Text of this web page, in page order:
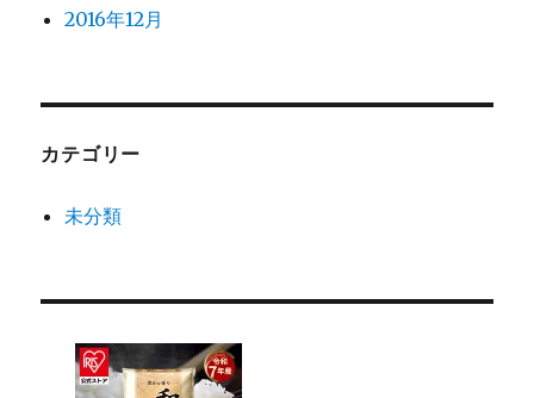
2016年12月
カテゴリー
未分類